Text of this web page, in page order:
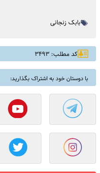
بابک زنجانی
کد مطلب: ۳۴۹۳
با دوستان خود به اشتراک بگذارید: